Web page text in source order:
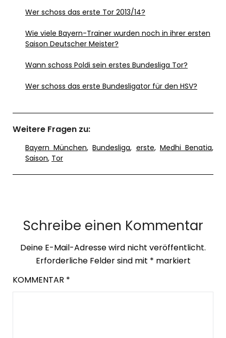
Wer schoss das erste Tor 2013/14?
Wie viele Bayern-Trainer wurden noch in ihrer ersten
Saison Deutscher Meister?
Wann schoss Poldi sein erstes Bundesliga Tor?
Wer schoss das erste Bundesligator für den HSV?
Weitere Fragen zu:
Bayern München,Bundesliga, erste, Medhi Benatia,
Saison, Tor
Schreibe einen Kommentar
Deine E-Mail-Adresse wird nicht veröffentlicht.
Erforderliche Felder sind mit * markiert
KOMMENTAR *